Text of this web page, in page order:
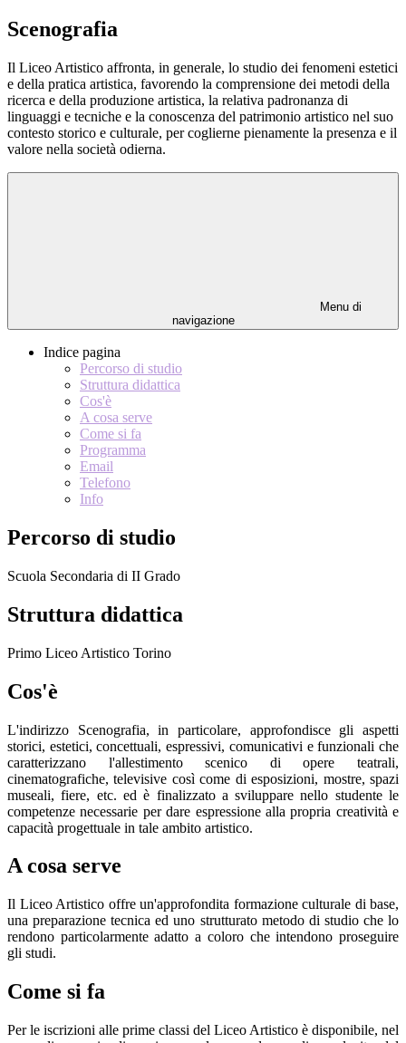
Scenografia
Il Liceo Artistico affronta, in generale, lo studio dei fenomeni estetici
e della pratica artistica, favorendo la comprensione dei metodi della
ricerca e della produzione artistica, la relativa padronanza di
linguaggi e tecniche e la conoscenza del patrimonio artistico nel suo
contesto storico e culturale, per coglierne pienamente la presenza e il
valore nella società odierna.
Menu di
navigazione
Indice pagina
Percorso di studio
Struttura didattica
Cos'è
A cosa serve
Come si fa
Programma
Email
Telefono
Info
Percorso di studio
Scuola Secondaria di II Grado
Struttura didattica
Primo Liceo Artistico Torino
Cos'è
L'indirizzo Scenografia, in particolare, approfondisce gli aspetti
storici, estetici, concettuali, espressivi, comunicativi e funzionali che
caratterizzano l'allestimento scenico di opere teatrali,
cinematografiche, televisive così come di esposizioni, mostre, spazi
museali, fiere, etc. ed è finalizzato a sviluppare nello studente le
competenze necessarie per dare espressione alla propria creatività e
capacità progettuale in tale ambito artistico.
A cosa serve
Il Liceo Artistico offre un'approfondita formazione culturale di base,
una preparazione tecnica ed uno strutturato metodo di studio che lo
rendono particolarmente adatto a coloro che intendono proseguire
gli studi.
Come si fa
Per le iscrizioni alle prime classi del Liceo Artistico è disponibile, nel